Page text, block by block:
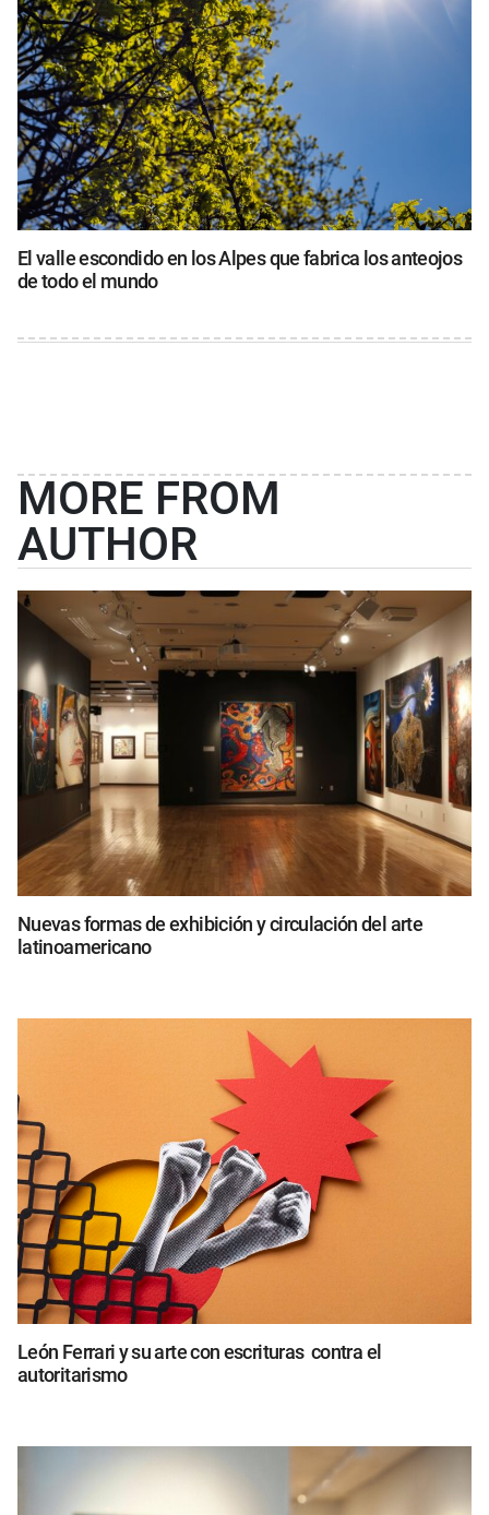
El valle escondido en los Alpes que fabrica los anteojos
de todo el mundo
MORE FROM
AUTHOR
Nuevas formas de exhibición y circulación del arte
latinoamericano
León Ferrari y su arte con escrituras contra el
autoritarismo